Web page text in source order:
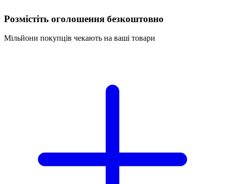
Розмістіть оголошення безкоштовно
Мільйони покупців чекають на ваші товари